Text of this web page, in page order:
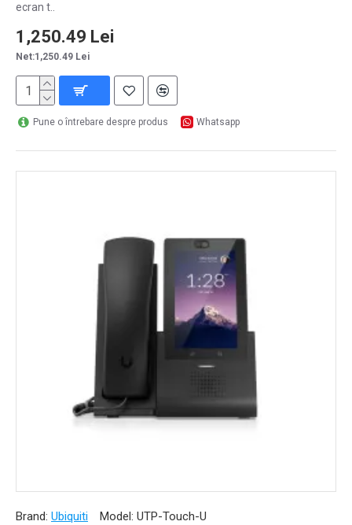
ecran t..
1,250.49 Lei
Net:1,250.49 Lei
Pune o întrebare despre produs Whatsapp
Brand: Ubiquiti Model: UTP-Touch-U